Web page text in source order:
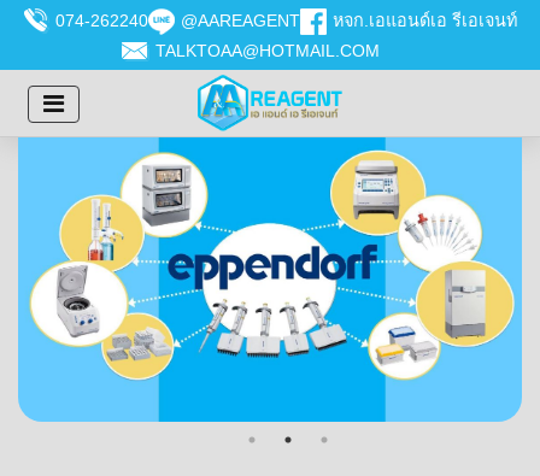
074-262240 @AAREAGENT
หจก.เอแอนด์เอ รีเอเจนท์
TALKTOAA@HOTMAIL.COM